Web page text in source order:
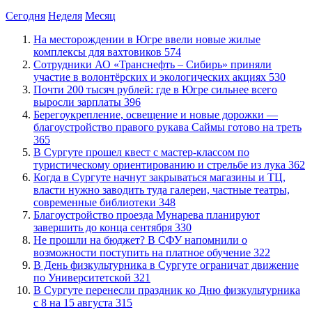
Сегодня Неделя Месяц
​На месторождении в Югре ввели новые жилые
комплексы для вахтовиков 574
Сотрудники АО «Транснефть – Сибирь» приняли
участие в волонтёрских и экологических акциях 530
​Почти 200 тысяч рублей: где в Югре сильнее всего
выросли зарплаты 396
Берегоукрепление, освещение и новые дорожки —
благоустройство правого рукава Саймы готово на треть
365
В Сургуте прошел квест с мастер-классом по
туристическому ориентированию и стрельбе из лука 362
​Когда в Сургуте начнут закрываться магазины и ТЦ,
власти нужно заводить туда галереи, частные театры,
современные библиотеки 348
Благоустройство проезда Мунарева планируют
завершить до конца сентября 330
Не прошли на бюджет? В СФУ напомнили о
возможности поступить на платное обучение 322
​В День физкультурника в Сургуте ограничат движение
по Университетской 321
​В Сургуте перенесли праздник ко Дню физкультурника
с 8 на 15 августа 315